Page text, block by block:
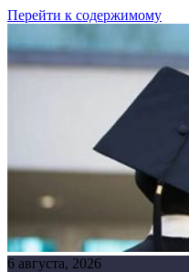
Перейти к содержимому
6 августа, 2026